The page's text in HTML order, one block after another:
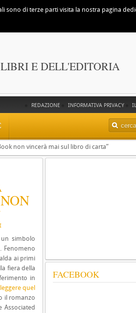
E DELL'EDITORIA
INFORMATIVA PRIVACY
REDAZIONE
non vincerà mai sul libro di carta”
simbolo
Fenomeno
ai primi
fiera della
in
quel
il romanzo
Associated
FACEBOOK
di terze parti visita la nostra pagina